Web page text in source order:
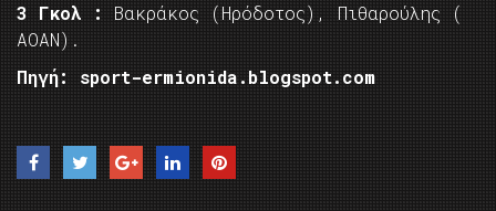
3 Γκολ :
Βακράκος (Ηρόδοτος), Πιθαρούλης (
ΑΟΑΝ).
Πηγή: sport-ermionida.blogspot.com